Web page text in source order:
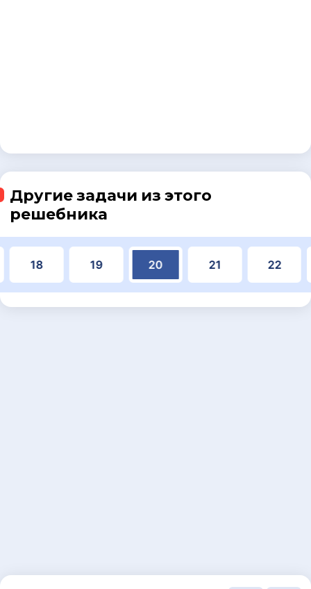
Другие задачи из этого
решебника
18 19 20 21 22